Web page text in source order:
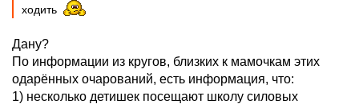
ходить
Дану?
По информации из кругов, близких к мамочкам этих
одарённых очарований, есть информация, что:
1) несколько детишек посещают школу силовых